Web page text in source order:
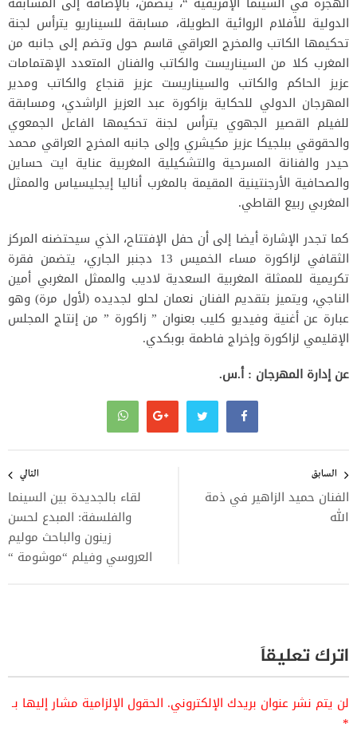
الدولية للأفلام الروائية الطويلة، مسابقة للسيناريو يترأس لجنة
تحكيمها الكاتب والمخرج العراقي قاسم حول وتضم إلى جانبه من
المغرب كلا من السيناريست والكاتب والفنان المتعدد الإهتمامات
عزيز الحاكم والكاتب والسيناريست عزيز قنجاع والكاتب ومدير
المهرجان الدولي للحكاية بزاكورة عبد العزيز الراشدي، ومسابقة
للفيلم القصير الجهوي يترأس لجنة تحكيمها الفاعل الجمعوي
والحقوقي ببلجيكا عزيز مكيشري وإلى جانبه المخرج العراقي محمد
حيدر والفنانة المسرحية والتشكيلية المغربية عناية ايت حساين
والصحافية الأرجنتينية المقيمة بالمغرب أناليا إيجليسياس والممثل
المغربي ربيع القاطي.
كما تجدر الإشارة أيضا إلى أن حفل الإفتتاح، الذي سيحتضنه المركز
الثقافي لزاكورة مساء الخميس 13 دجنبر الجاري، يتضمن فقرة
تكريمية للممثلة المغربية السعدية لاديب والممثل المغربي أمين
الناجي، ويتميز بتقديم الفنان نعمان لحلو لجديده (لأول مرة) وهو
عبارة عن أغنية وفيديو كليب بعنوان ” زاكورة ” من إنتاج المجلس
الإقليمي لزاكورة وإخراج فاطمة بوبكدي.
عن إدارة المهرجان : أ.س.
المقالات
السابق
الفنان حميد الزاهير في ذمة
الله
التالي
لقاء بالجديدة بين السينما
والفلسفة: المبدع لحسن
زينون والباحث موليم
العروسي وفيلم “موشومة “
اترك تعليقاً
لن يتم نشر عنوان بريدك الإلكتروني. الحقول الإلزامية مشار إليها بـ
*